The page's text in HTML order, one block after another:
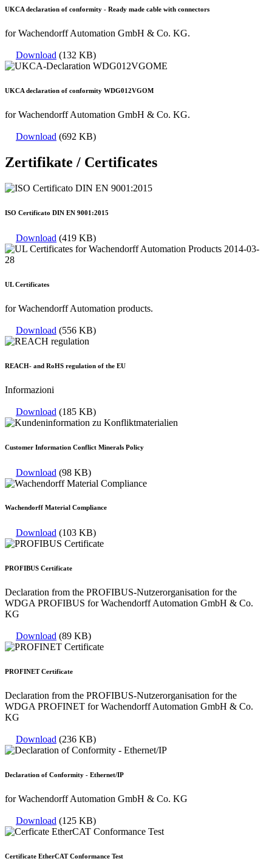
UKCA declaration of conformity - Ready made cable with connectors
for Wachendorff Automation GmbH & Co. KG.
Download (132 KB)
UKCA declaration of conformity WDG012VGOM
for Wachendorff Automation GmbH & Co. KG.
Download (692 KB)
Zertifikate / Certificates
ISO Certificato DIN EN 9001:2015
Download (419 KB)
UL Certificates
for Wachendorff Automation products.
Download (556 KB)
REACH- and RoHS regulation of the EU
Informazioni
Download (185 KB)
Customer Information Conflict Minerals Policy
Download (98 KB)
Wachendorff Material Compliance
Download (103 KB)
PROFIBUS Certificate
Declaration from the PROFIBUS-Nutzerorganisation for the
WDGA PROFIBUS for Wachendorff Automation GmbH & Co.
KG
Download (89 KB)
PROFINET Certificate
Declaration from the PROFIBUS-Nutzerorganisation for the
WDGA PROFINET for Wachendorff Automation GmbH & Co.
KG
Download (236 KB)
Declaration of Conformity - Ethernet/IP
for Wachendorff Automation GmbH & Co. KG
Download (125 KB)
Certificate EtherCAT Conformance Test